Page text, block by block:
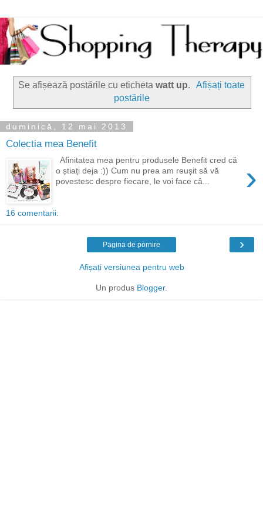
Se afișează postările cu eticheta watt up.
Afișați toate
postările
duminică, 12 mai 2013
Colectia mea Benefit
›
Afinitatea mea pentru produsele Benefit cred că
o știați deja :)) Cum nu prea am reușit să vă
povestesc despre fiecare, le voi face câ...
16 comentarii:
›
Pagina de pornire
Afișați versiunea pentru web
Un produs Blogger.